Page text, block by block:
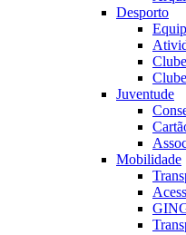
Desporto
Juventude
Mobilidade